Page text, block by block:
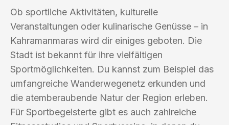
Ob sportliche Aktivitäten, kulturelle
Veranstaltungen oder kulinarische Genüsse – in
Kahramanmaras wird dir einiges geboten. Die
Stadt ist bekannt für ihre vielfältigen
Sportmöglichkeiten. Du kannst zum Beispiel das
umfangreiche Wanderwegenetz erkunden und
die atemberaubende Natur der Region erleben.
Für Sportbegeisterte gibt es auch zahlreiche